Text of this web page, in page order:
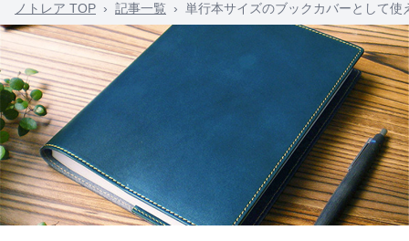
ノトレア TOP › 記事一覧 › 単行本サイズのブックカバーとして